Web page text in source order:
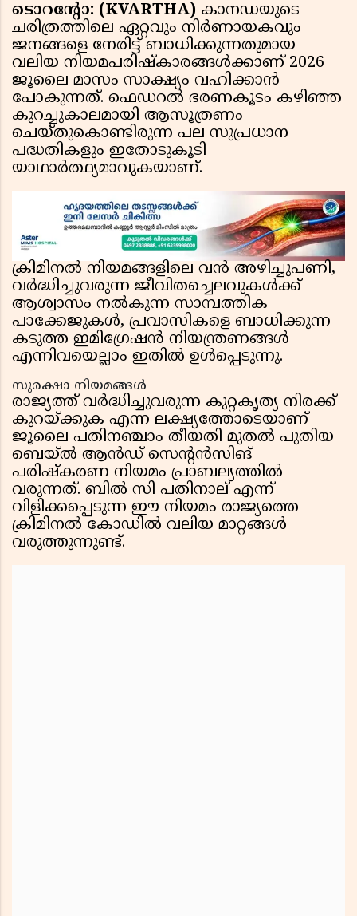
ടൊറന്റോ: (KVARTHA) കാനഡയുടെ
ചരിത്രത്തിലെ ഏറ്റവും നിർണായകവും
ജനങ്ങളെ നേരിട്ട് ബാധിക്കുന്നതുമായ
വലിയ നിയമപരിഷ്കാരങ്ങൾക്കാണ് 2026
ജൂലൈ മാസം സാക്ഷ്യം വഹിക്കാൻ
പോകുന്നത്. ഫെഡറൽ ഭരണകൂടം കഴിഞ്ഞ
കുറച്ചുകാലമായി ആസൂത്രണം
ചെയ്തുകൊണ്ടിരുന്ന പല സുപ്രധാന
പദ്ധതികളും ഇതോടുകൂടി
യാഥാർത്ഥ്യമാവുകയാണ്.
ക്രിമിനൽ നിയമങ്ങളിലെ വൻ അഴിച്ചുപണി,
വർദ്ധിച്ചുവരുന്ന ജീവിതച്ചെലവുകൾക്ക്
ആശ്വാസം നൽകുന്ന സാമ്പത്തിക
പാക്കേജുകൾ, പ്രവാസികളെ ബാധിക്കുന്ന
കടുത്ത ഇമിഗ്രേഷൻ നിയന്ത്രണങ്ങൾ
എന്നിവയെല്ലാം ഇതിൽ ഉൾപ്പെടുന്നു.
സുരക്ഷാ നിയമങ്ങൾ
രാജ്യത്ത് വർദ്ധിച്ചുവരുന്ന കുറ്റകൃത്യ നിരക്ക്
കുറയ്ക്കുക എന്ന ലക്ഷ്യത്തോടെയാണ്
ജൂലൈ പതിനഞ്ചാം തീയതി മുതൽ പുതിയ
ബെയ്‌ൽ ആൻഡ് സെന്റൻസിങ്
പരിഷ്കരണ നിയമം പ്രാബല്യത്തിൽ
വരുന്നത്. ബിൽ സി പതിനാല് എന്ന്
വിളിക്കപ്പെടുന്ന ഈ നിയമം രാജ്യത്തെ
ക്രിമിനൽ കോഡിൽ വലിയ മാറ്റങ്ങൾ
വരുത്തുന്നുണ്ട്.